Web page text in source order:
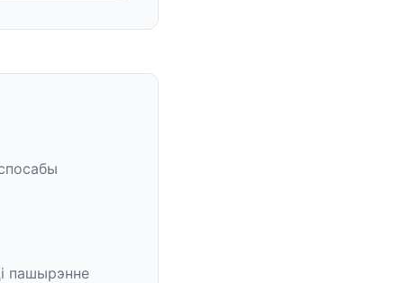
пашырэнне